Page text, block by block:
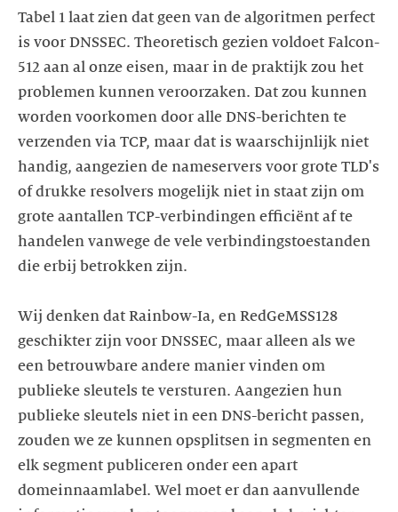
Tabel 1 laat zien dat geen van de algoritmen perfect
is voor DNSSEC. Theoretisch gezien voldoet Falcon-
512 aan al onze eisen, maar in de praktijk zou het
problemen kunnen veroorzaken. Dat zou kunnen
worden voorkomen door alle DNS-berichten te
verzenden via TCP, maar dat is waarschijnlijk niet
handig, aangezien de nameservers voor grote TLD's
of drukke resolvers mogelijk niet in staat zijn om
grote aantallen TCP-verbindingen efficiënt af te
handelen vanwege de vele verbindingstoestanden
die erbij betrokken zijn.
Wij denken dat Rainbow-Ia, en RedGeMSS128
geschikter zijn voor DNSSEC, maar alleen als we
een betrouwbare andere manier vinden om
publieke sleutels te versturen. Aangezien hun
publieke sleutels niet in een DNS-bericht passen,
zouden we ze kunnen opsplitsen in segmenten en
elk segment publiceren onder een apart
domeinnaamlabel. Wel moet er dan aanvullende